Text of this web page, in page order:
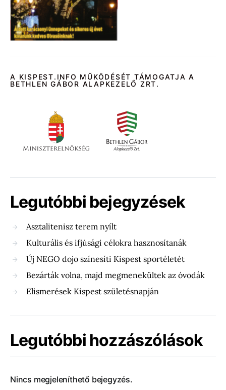
A KISPEST.INFO MŰKÖDÉSÉT TÁMOGATJA A
BETHLEN GÁBOR ALAPKEZELŐ ZRT.
Legutóbbi bejegyzések
Asztalitenisz terem nyílt
Kulturális és ifjúsági célokra hasznosítanák
Új NEGO dojo színesíti Kispest sportéletét
Bezárták volna, majd megmenekültek az óvodák
Elismerések Kispest születésnapján
Legutóbbi hozzászólások
Nincs megjeleníthető bejegyzés.